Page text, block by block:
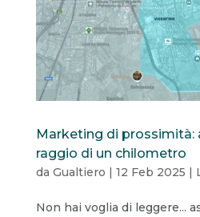
Marketing di prossimità:
raggio di un chilometro
da Gualtiero | 12 Feb 2025 |
Non hai voglia di leggere...